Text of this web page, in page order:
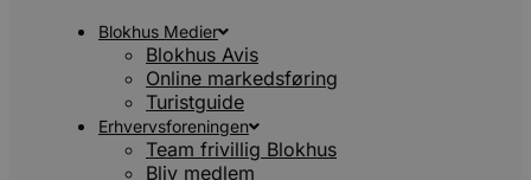
Blokhus Medier
Blokhus Avis
Online markedsføring
Turistguide
Erhvervsforeningen
Team frivillig Blokhus
Bliv medlem